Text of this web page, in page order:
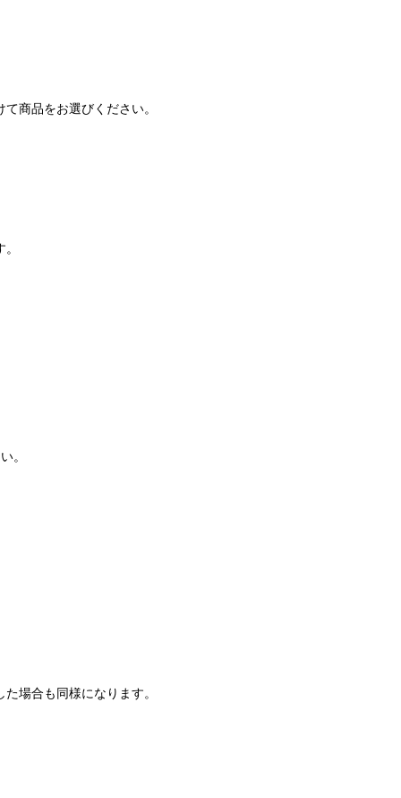
商品をお選びください。
。
場合も同様になります。